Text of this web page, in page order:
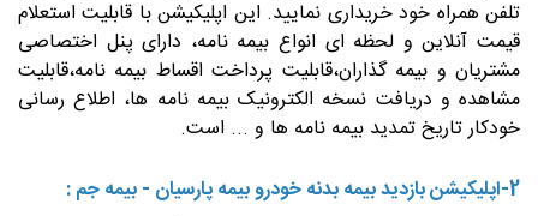
تلفن همراه خود خریداری نمایید. این اپلیکیشن با قابلیت استعلام
قیمت آنلاین و لحظه ای انواع بیمه نامه، دارای پنل اختصاصی
مشتریان و بیمه گذاران،قابلیت پرداخت اقساط بیمه نامه،قابلیت
مشاهده و دریافت نسخه الکترونیک بیمه نامه ها، اطلاع رسانی
خودکار تاریخ تمدید بیمه نامه ها و ... است.
2-اپلیکیشن بازدید بیمه بدنه خودرو بیمه پارسیان - بیمه جم :